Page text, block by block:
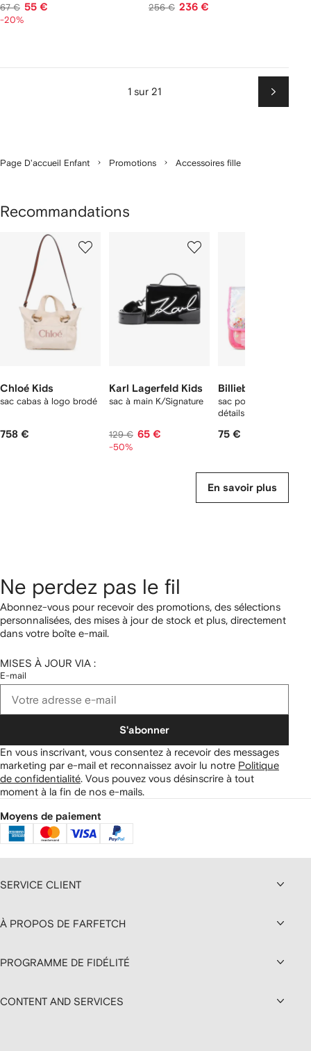
67 € 55 €
-20%
256 € 236 €
1 sur 21
Suiv
Page D'accueil Enfant Promotions Accessoires fille
Recommandations
Chloé Kids
sac cabas à logo brodé
758 €
Karl Lagerfeld Kids
sac à main K/Signature
129 € 65 €
-50%
Billieblush
sac porté épaule à
détails de confettis
75 €
En savoir plus
Ne perdez pas le fil
Abonnez-vous pour recevoir des promotions, des sélections
personnalisées, des mises à jour de stock et plus, directement
dans votre boîte e-mail.
MISES À JOUR VIA :
E-mail
S'abonner
En vous inscrivant, vous consentez à recevoir des messages
marketing par e-mail et reconnaissez avoir lu notre Politique
de confidentialité. Vous pouvez vous désinscrire à tout
moment à la fin de nos e-mails.
Moyens de paiement
SERVICE CLIENT
À PROPOS DE FARFETCH
PROGRAMME DE FIDÉLITÉ
CONTENT AND SERVICES